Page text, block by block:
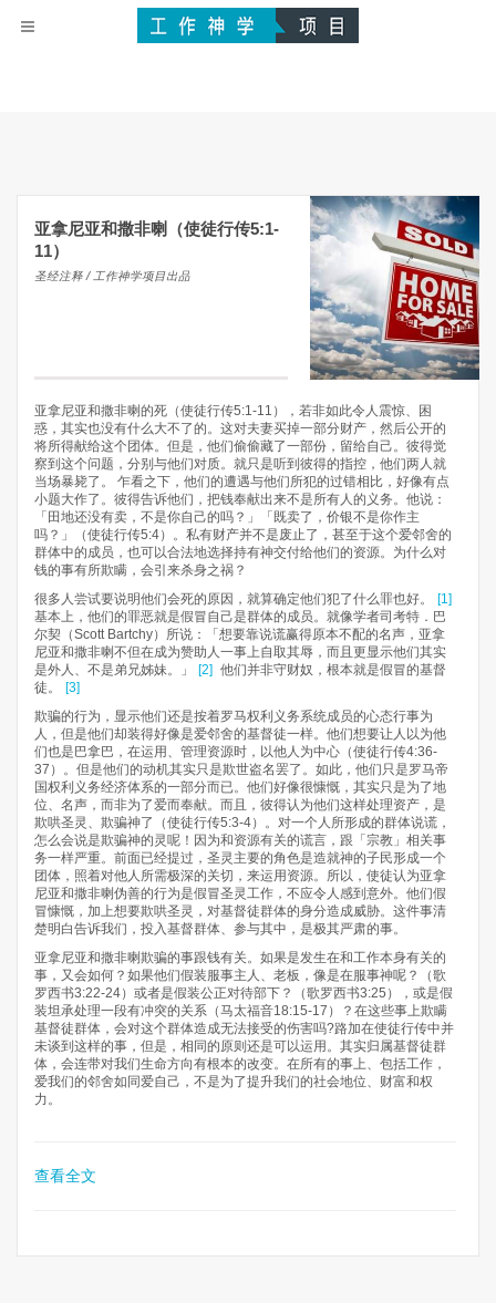
亚拿尼亚和撒非喇（使徒行传5:1-
11）
圣经注释 / 工作神学项目出品
亚拿尼亚和撒非喇的死（使徒行传5:1-11），若非如此令人震惊、困
惑，其实也没有什么大不了的。这对夫妻买掉一部分财产，然后公开的
将所得献给这个团体。但是，他们偷偷藏了一部份，留给自己。彼得觉
察到这个问题，分别与他们对质。就只是听到彼得的指控，他们两人就
当场暴毙了。 乍看之下，他们的遭遇与他们所犯的过错相比，好像有点
小题大作了。彼得告诉他们，把钱奉献出来不是所有人的义务。他说：
「田地还没有卖，不是你自己的吗？」「既卖了，价银不是你作主
吗？」（使徒行传5:4）。私有财产并不是废止了，甚至于这个爱邻舍的
群体中的成员，也可以合法地选择持有神交付给他们的资源。为什么对
钱的事有所欺瞒，会引来杀身之祸？
很多人尝试要说明他们会死的原因，就算确定他们犯了什么罪也好。
[1]
基本上，他们的罪恶就是假冒自己是群体的成员。就像学者司考特．巴
尔契（Scott Bartchy）所说：「想要靠说谎赢得原本不配的名声，亚拿
尼亚和撒非喇不但在成为赞助人一事上自取其辱，而且更显示他们其实
是外人、不是弟兄姊妹。」
[2] 他们并非守财奴，根本就是假冒的基督
徒。
[3]
欺骗的行为，显示他们还是按着罗马权利义务系统成员的心态行事为
人，但是他们却装得好像是爱邻舍的基督徒一样。他们想要让人以为他
们也是巴拿巴，在运用、管理资源时，以他人为中心（使徒行传4:36-
37）。但是他们的动机其实只是欺世盗名罢了。如此，他们只是罗马帝
国权利义务经济体系的一部分而已。他们好像很慷慨，其实只是为了地
位、名声，而非为了爱而奉献。而且，彼得认为他们这样处理资产，是
欺哄圣灵、欺骗神了（使徒行传5:3-4）。对一个人所形成的群体说谎，
怎么会说是欺骗神的灵呢！因为和资源有关的谎言，跟「宗教」相关事
务一样严重。前面已经提过，圣灵主要的角色是造就神的子民形成一个
团体，照着对他人所需极深的关切，来运用资源。所以，使徒认为亚拿
尼亚和撒非喇伪善的行为是假冒圣灵工作，不应令人感到意外。他们假
冒慷慨，加上想要欺哄圣灵，对基督徒群体的身分造成威胁。这件事清
楚明白告诉我们，投入基督群体、参与其中，是极其严肃的事。
亚拿尼亚和撒非喇欺骗的事跟钱有关。如果是发生在和工作本身有关的
事，又会如何？如果他们假装服事主人、老板，像是在服事神呢？（歌
罗西书3:22-24）或者是假装公正对待部下？（歌罗西书3:25），或是假
装坦承处理一段有冲突的关系（马太福音18:15-17）？在这些事上欺瞒
基督徒群体，会对这个群体造成无法接受的伤害吗?路加在使徒行传中并
未谈到这样的事，但是，相同的原则还是可以运用。其实归属基督徒群
体，会连带对我们生命方向有根本的改变。在所有的事上、包括工作，
爱我们的邻舍如同爱自己，不是为了提升我们的社会地位、财富和权
力。
查看全文